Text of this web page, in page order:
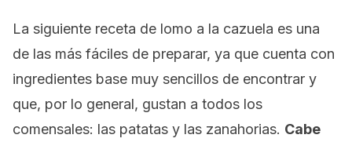
La siguiente receta de lomo a la cazuela es una
de las más fáciles de preparar, ya que cuenta con
ingredientes base muy sencillos de encontrar y
que, por lo general, gustan a todos los
comensales: las patatas y las zanahorias. Cabe